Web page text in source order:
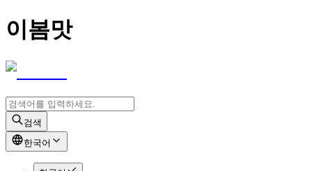
이봄맛
검색
한국어